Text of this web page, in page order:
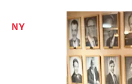
NY